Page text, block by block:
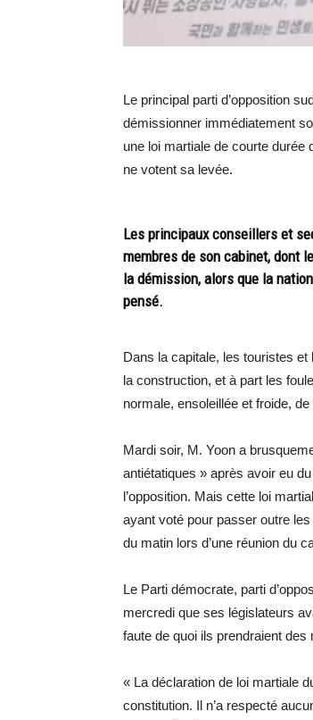
Le principal parti d’opposition
démissionner immédiatement
une loi martiale de courte durée
ne votent sa levée.
Les principaux conseillers et
membres de son cabinet, dont
la démission, alors que la
pensé.
Dans la capitale, les touristes
la construction, et à part les
normale, ensoleillée et froide,
Mardi soir, M. Yoon a
antiétatiques » après avoir eu
l’opposition. Mais cette loi
ayant voté pour passer outre
du matin lors d’une réunion du
Le Parti démocrate, parti
mercredi que ses législateurs
faute de quoi ils prendraient
« La déclaration de loi martiale
constitution. Il n’a respecté